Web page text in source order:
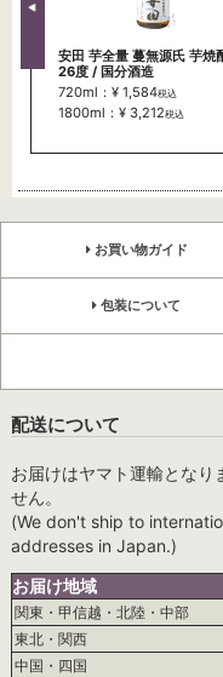
安田 芋全量 蔓無源氏 芋焼
26度 / 国分酒造
720ml：¥ 1,584税込
1800ml：¥ 3,212税込
お買い物ガイド
包装について
配送について
お届けはヤマト運輸となり
せん。
(We don't ship to
addresses in Japan.)
お届け地域
関東・甲信越・北陸・中部
東北・関西
中国・四国